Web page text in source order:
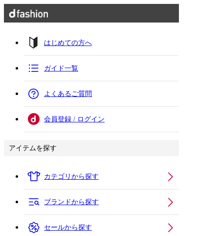
はじめての方へ
ガイド一覧
よくあるご質問
会員登録 / ログイン
アイテムを探す
カテゴリから探す
ブランドから探す
セールから探す